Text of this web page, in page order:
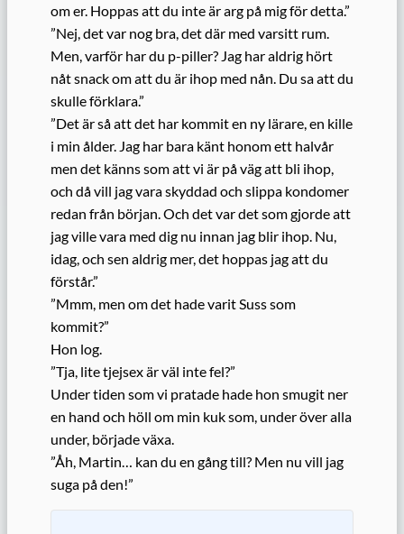
om er. Hoppas att du inte är arg på mig för detta.”
”Nej, det var nog bra, det där med varsitt rum.
Men, varför har du p-piller? Jag har aldrig hört
nåt snack om att du är ihop med nån. Du sa att du
skulle förklara.”
”Det är så att det har kommit en ny lärare, en kille
i min ålder. Jag har bara känt honom ett halvår
men det känns som att vi är på väg att bli ihop,
och då vill jag vara skyddad och slippa kondomer
redan från början. Och det var det som gjorde att
jag ville vara med dig nu innan jag blir ihop. Nu,
idag, och sen aldrig mer, det hoppas jag att du
förstår.”
”Mmm, men om det hade varit Suss som
kommit?”
Hon log.
”Tja, lite tjejsex är väl inte fel?”
Under tiden som vi pratade hade hon smugit ner
en hand och höll om min kuk som, under över alla
under, började växa.
”Åh, Martin… kan du en gång till? Men nu vill jag
suga på den!”